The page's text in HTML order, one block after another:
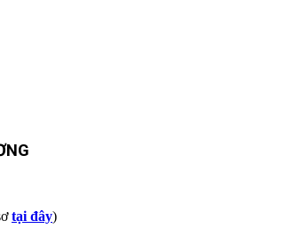
tại đây)